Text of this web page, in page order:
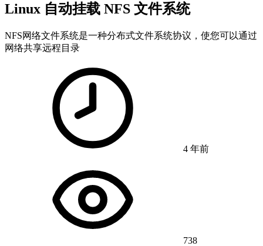
Linux 自动挂载 NFS 文件系统
NFS网络文件系统是一种分布式文件系统协议，使您可以通过
网络共享远程目录
4 年前
738